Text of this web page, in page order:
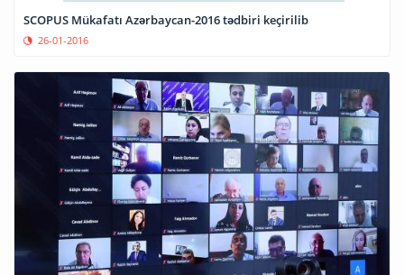
SCOPUS Mükafatı Azərbaycan-2016 tədbiri keçirilib
26-01-2016